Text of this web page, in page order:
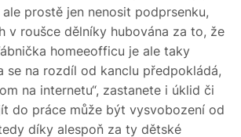
prostě jen nenosit podprsenku,
v roušce dělníky hubována za to, že
homeeofficu je ale taky
se na rozdíl od kanclu předpokládá,
na internetu“, zastanete i úklid či
do práce může být vysvobození od
díky alespoň za ty dětské